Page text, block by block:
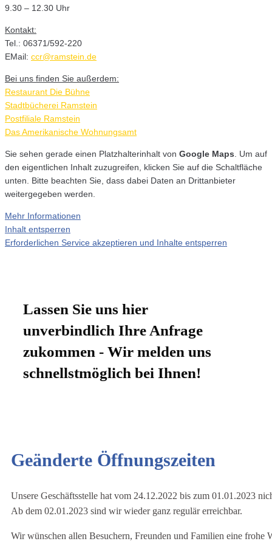
9.30 – 12.30 Uhr
Kontakt:
Tel.: 06371/592-220
EMail: ccr@ramstein.de
Bei uns finden Sie außerdem:
Restaurant Die Bühne
Stadtbücherei Ramstein
Postfiliale Ramstein
Das Amerikanische Wohnungsamt
Sie sehen gerade einen Platzhalterinhalt von Google Maps . Um auf
den eigentlichen Inhalt zuzugreifen, klicken Sie auf die Schaltfläche
unten. Bitte beachten Sie, dass dabei Daten an Drittanbieter
weitergegeben werden.
Mehr Informationen
Inhalt entsperren
Erforderlichen Service akzeptieren und Inhalte entsperren
Lassen Sie uns hier
unverbindlich Ihre Anfrage
zukommen - Wir melden uns
schnellstmöglich bei Ihnen!
Geänderte Öffnungszeiten
Unsere Geschäftsstelle hat vom 24.12.2022 bis zum 01.01.2023
Ab dem 02.01.2023 sind wir wieder ganz regulär erreichbar.
Wir wünschen allen Besuchern, Freunden und Familien eine frohe